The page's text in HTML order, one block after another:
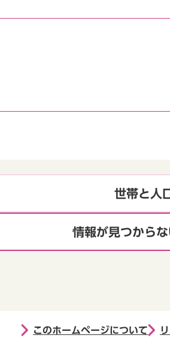
世帯と人
情報が見つから
このホームページについて